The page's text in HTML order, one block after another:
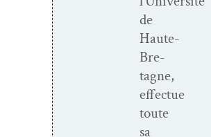
de
Haute-
Bre­­
tagne,
effectue
toute
sa